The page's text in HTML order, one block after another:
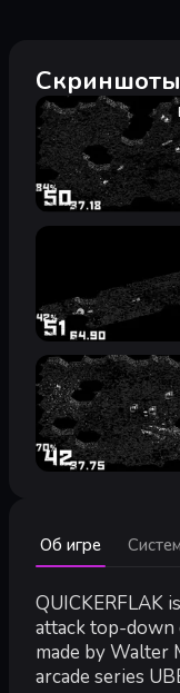
Скриншоты
Об игре
QUICKERFLAK
attack top-down
made by Walter
arcade series
Минимальные:
Минимальные:
Процессор:2.0+ ghz
Видеокарта:
DirectX:версии
Место на диске: